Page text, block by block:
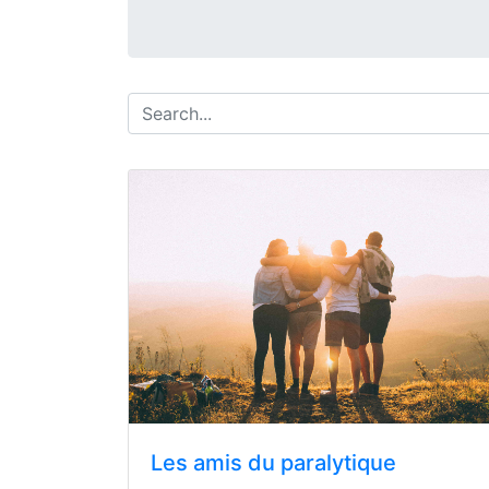
Les amis du paralytique